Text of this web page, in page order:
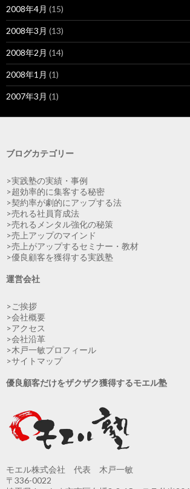
2008年4月 (15)
2008年3月 (13)
2008年2月 (14)
2008年1月 (1)
2007年3月 (1)
ブログカテゴリー
>実践塾の実績・事例
>超効率的に集客する秘密
>契約率が劇的にアップする法
>売れる社員育成法
>売れるメンタル強化の秘策
>売上アップのマインド
>売上がアップするセミナー・教材
>優良顧客を獲得する実践塾
運営会社
>ご挨拶
>会社概要
>アクセス
>会社沿革
>木戸一敏プロフィール
>サイトマップ
優良顧客だけをザクザク獲得するモエル塾
モエル株式会社 代表 木戸一敏
〒336-0022